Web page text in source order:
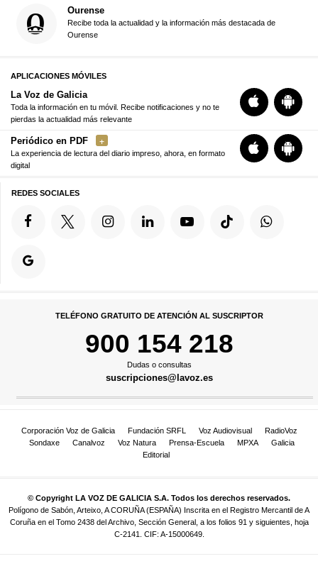
Ourense
Recibe toda la actualidad y la información más destacada de
Ourense
APLICACIONES MÓVILES
La Voz de Galicia
Toda la información en tu móvil. Recibe notificaciones y no te
pierdas la actualidad más relevante
Periódico en PDF
La experiencia de lectura del diario impreso, ahora, en formato
digital
REDES SOCIALES
TELÉFONO GRATUITO DE ATENCIÓN AL SUSCRIPTOR
900 154 218
Dudas o consultas
suscripciones@lavoz.es
Corporación Voz de Galicia Fundación SRFL Voz Audiovisual
RadioVoz
Sondaxe
Canalvoz Voz Natura Prensa-Escuela MPXA
Galicia
Editorial
© Copyright LA VOZ DE GALICIA S.A. Todos los derechos reservados.
Polígono de Sabón, Arteixo, A CORUÑA (ESPAÑA) Inscrita en el Registro Mercantil de A
Coruña en el Tomo 2438 del Archivo, Sección General, a los folios 91 y siguientes, hoja
C-2141. CIF: A-15000649.